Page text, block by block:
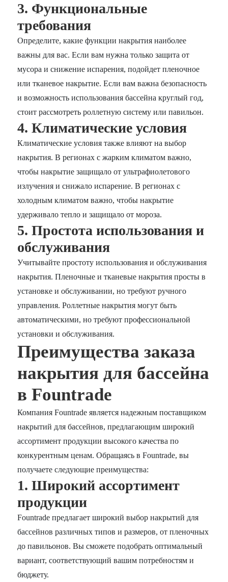
3. Функциональные
требования
Определите, какие функции накрытия наиболее
важны для вас. Если вам нужна только защита от
мусора и снижение испарения, подойдет пленочное
или тканевое накрытие. Если вам важна безопасность
и возможность использования бассейна круглый год,
стоит рассмотреть роллетную систему или павильон.
4. Климатические условия
Климатические условия также влияют на выбор
накрытия. В регионах с жарким климатом важно,
чтобы накрытие защищало от ультрафиолетового
излучения и снижало испарение. В регионах с
холодным климатом важно, чтобы накрытие
удерживало тепло и защищало от мороза.
5. Простота использования и
обслуживания
Учитывайте простоту использования и обслуживания
накрытия. Пленочные и тканевые накрытия просты в
установке и обслуживании, но требуют ручного
управления. Роллетные накрытия могут быть
автоматическими, но требуют профессиональной
установки и обслуживания.
Преимущества заказа
накрытия для бассейна
в Fountrade
Компания Fountrade является надежным поставщиком
накрытий для бассейнов, предлагающим широкий
ассортимент продукции высокого качества по
конкурентным ценам. Обращаясь в Fountrade, вы
получаете следующие преимущества:
1. Широкий ассортимент
продукции
Fountrade предлагает широкий выбор накрытий для
бассейнов различных типов и размеров, от пленочных
до павильонов. Вы сможете подобрать оптимальный
вариант, соответствующий вашим потребностям и
бюджету.